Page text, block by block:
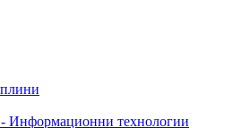
Информационни технологии